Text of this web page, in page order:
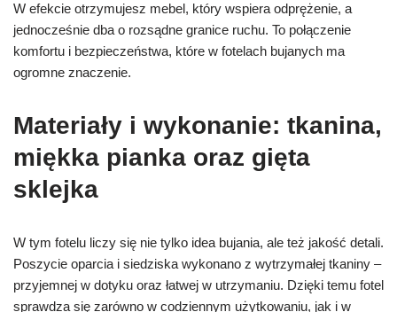
W efekcie otrzymujesz mebel, który wspiera odprężenie, a
jednocześnie dba o rozsądne granice ruchu. To połączenie
komfortu i bezpieczeństwa, które w fotelach bujanych ma
ogromne znaczenie.
Materiały i wykonanie: tkanina,
miękka pianka oraz gięta
sklejka
W tym fotelu liczy się nie tylko idea bujania, ale też jakość detali.
Poszycie oparcia i siedziska wykonano z wytrzymałej tkaniny –
przyjemnej w dotyku oraz łatwej w utrzymaniu. Dzięki temu fotel
sprawdza się zarówno w codziennym użytkowaniu, jak i w